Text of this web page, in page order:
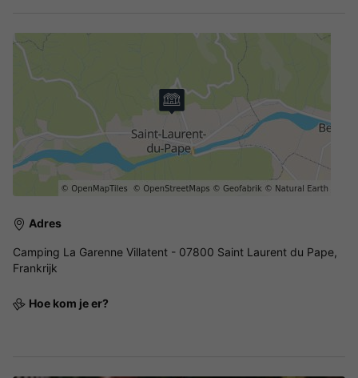
Adres
Camping La Garenne Villatent - 07800 Saint Laurent du Pape,
Frankrijk
Hoe kom je er?